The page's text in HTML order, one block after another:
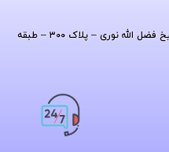
| آدرس : استان زنجان – میدان ولیعصر – خیابان شیخ فضل الله نوری – پلاک ۳۰۰ – طبقه